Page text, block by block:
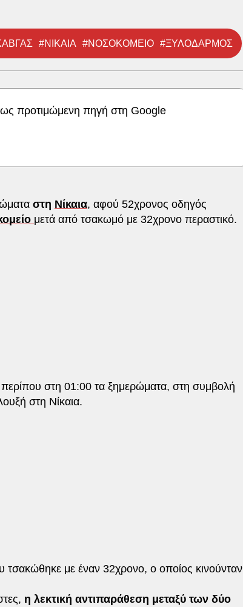
#ΝΙΚΑΙΑ #ΝΟΣΟΚΟΜΕΙΟ #ΞΥΛΟΔΑΡΜΟΣ
προτιμώμενη πηγή στη Google
στη Νίκαια, αφού 52χρονος οδηγός
μετά από τσακωμό με 32χρονο περαστικό.
περίπου στη 01:00 τα ξημερώματα, στη συμβολή
στη Νίκαια.
με έναν 32χρονο, ο οποίος κινούνταν
η λεκτική αντιπαράθεση μεταξύ των δύο